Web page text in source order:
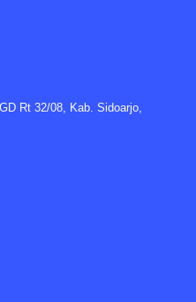
Rt 32/08, Kab. Sidoarjo,